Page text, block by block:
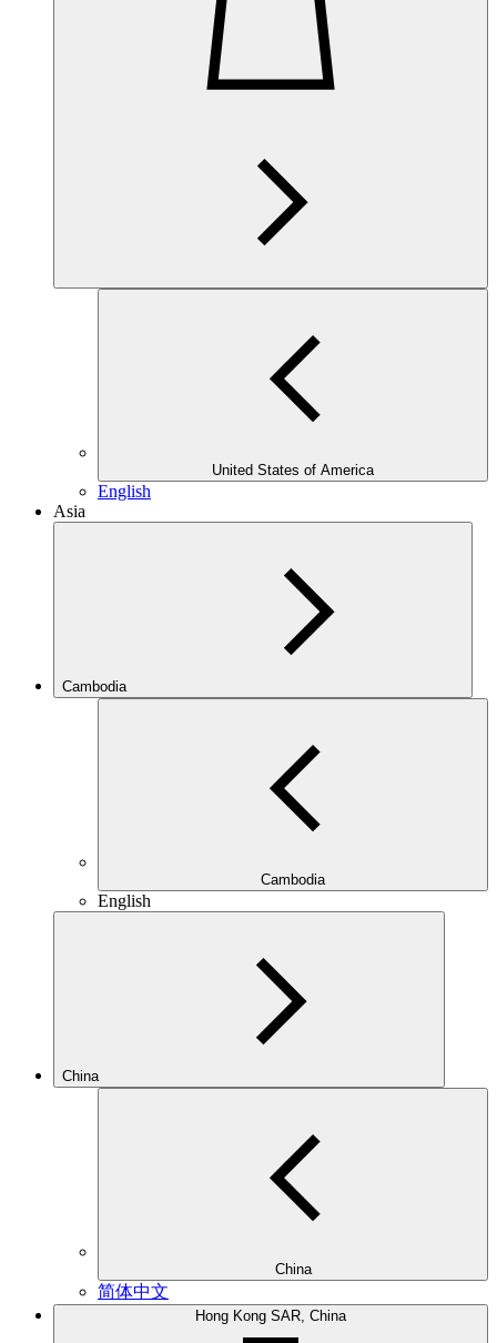
United States of America
English
Asia
Cambodia
Cambodia
English
China
China
简体中文
Hong Kong SAR, China